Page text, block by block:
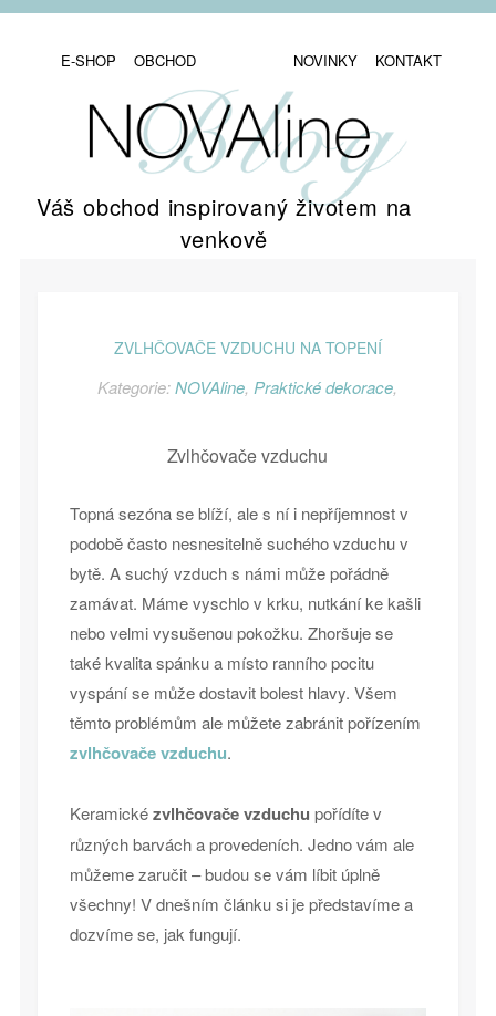
E-SHOP OBCHOD NOVINKY KONTAKT
Váš obchod inspirovaný životem na
venkově
ZVLHČOVAČE VZDUCHU NA TOPENÍ
Kategorie:NOVAline, Praktické dekorace,
Zvlhčovače vzduchu
Topná sezóna se blíží, ale s ní i nepříjemnost v
podobě často nesnesitelně suchého vzduchu v
bytě. A suchý vzduch s námi může pořádně
zamávat. Máme vyschlo v krku, nutkání ke kašli
nebo velmi vysušenou pokožku. Zhoršuje se
také kvalita spánku a místo ranního pocitu
vyspání se může dostavit bolest hlavy. Všem
těmto problémům ale můžete zabránit pořízením
zvlhčovače vzduchu.
Keramickézvlhčovače vzduchu pořídíte v
různých barvách a provedeních. Jedno vám ale
můžeme zaručit – budou se vám líbit úplně
všechny! V dnešním článku si je představíme a
dozvíme se, jak fungují.